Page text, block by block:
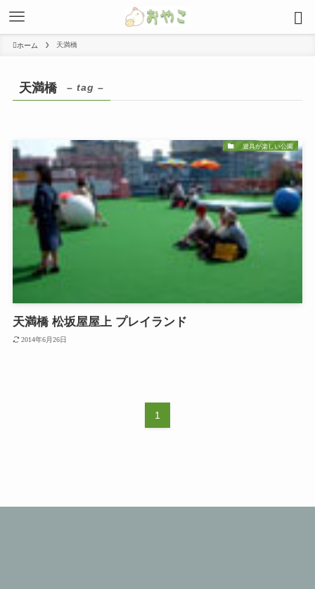
ホーム 天満橋
天満橋 – tag –
遊具が楽しい公園
天満橋 松坂屋屋上 プレイランド
2014年6月26日
1